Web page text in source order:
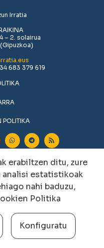
Irratia
– 2. solairua
683 379 619
POLITIKA
erabiltzen ditu, zure
analisi estatistikoak
nahi baduzu,
Politika
Konfiguratu